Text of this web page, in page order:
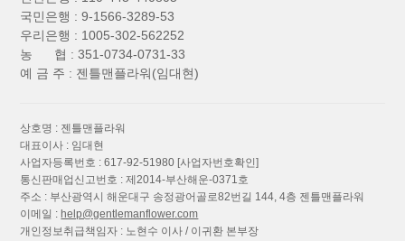
국민은행 : 9-1566-3289-53
우리은행 : 1005-302-562252
농 협 : 351-0734-0731-33
예 금 주 : 젠틀맨플라워(임대현)
상호명 : 젠틀맨플라워
대표이사 : 임대현
사업자등록번호 : 617-92-51980 [사업자번호확인]
통신판매업신고번호 : 제2014-부산해운-0371호
주소 : 부산광역시 해운대구 송정광어골로82번길 144, 4층 젠틀맨플라워
이메일 :help@gentlemanflower.com
개인정보취급책임자 : 노현수 이사 / 이귀환 본부장